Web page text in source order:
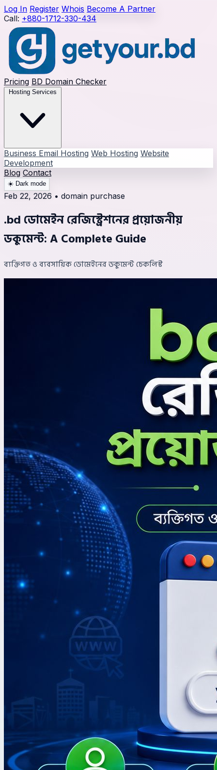
Log In Register Whois Become A Partner
Call: +880-1712-330-434
Pricing BD Domain Checker
Hosting Services
Business Email Hosting Web Hosting Website
Development
Blog Contact
☀️ Dark mode
Feb 22, 2026 • domain purchase
.bd ডোমেইন রেজিস্ট্রেশনের প্রয়োজনীয়
ডকুমেন্ট: A Complete Guide
ব্যক্তিগত ও ব্যবসায়িক ডোমেইনের ডকুমেন্ট চেকলিস্ট